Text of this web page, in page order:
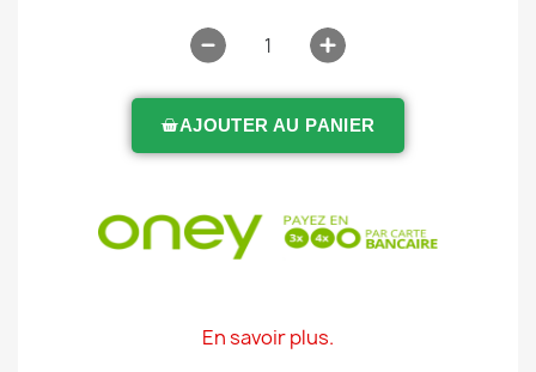
AJOUTER AU PANIER
En savoir plus.